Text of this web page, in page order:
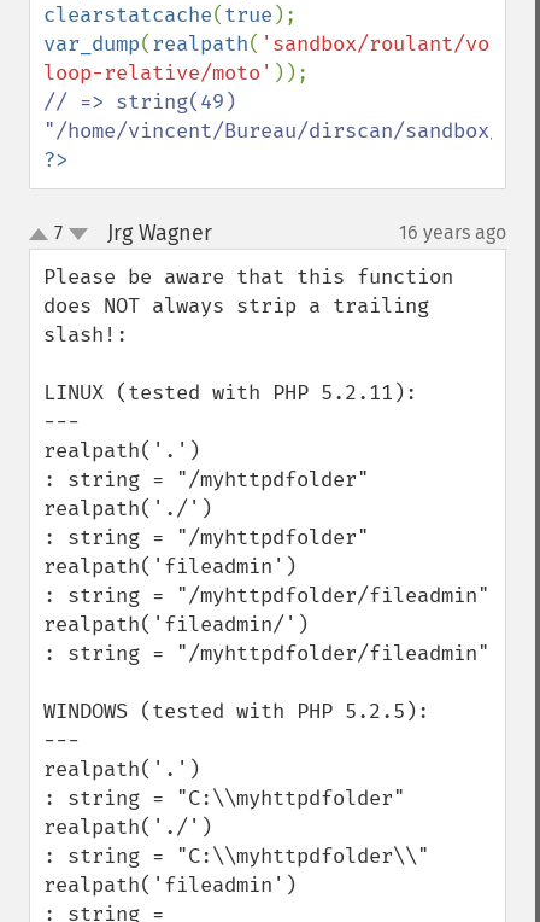
clearstatcache(true
var_dump(realpath( 'sandbox/roulant/
loop-relative/moto'
// => string(49)
?>
up
down
7 Jrg Wagner¶ 16 years ago
Please be aware that this function
does NOT always strip a trailing
slash!:
LINUX (tested with PHP 5.2.11):
---
realpath('.')
: string = "/myhttpdfolder"
realpath('./')
: string = "/myhttpdfolder"
realpath('fileadmin')
: string = "/myhttpdfolder/fileadmin"
realpath('fileadmin/')
: string = "/myhttpdfolder/fileadmin"
WINDOWS (tested with PHP 5.2.5):
---
realpath('.')
: string = "C:\\myhttpdfolder"
realpath('./')
: string = "C:\\myhttpdfolder\\"
realpath('fileadmin')
: string =